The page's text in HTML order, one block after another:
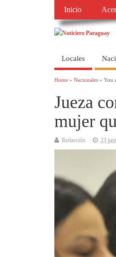
Inicio
Locales
Home » Nacionales » You
Jueza
mujer
Redacción 23